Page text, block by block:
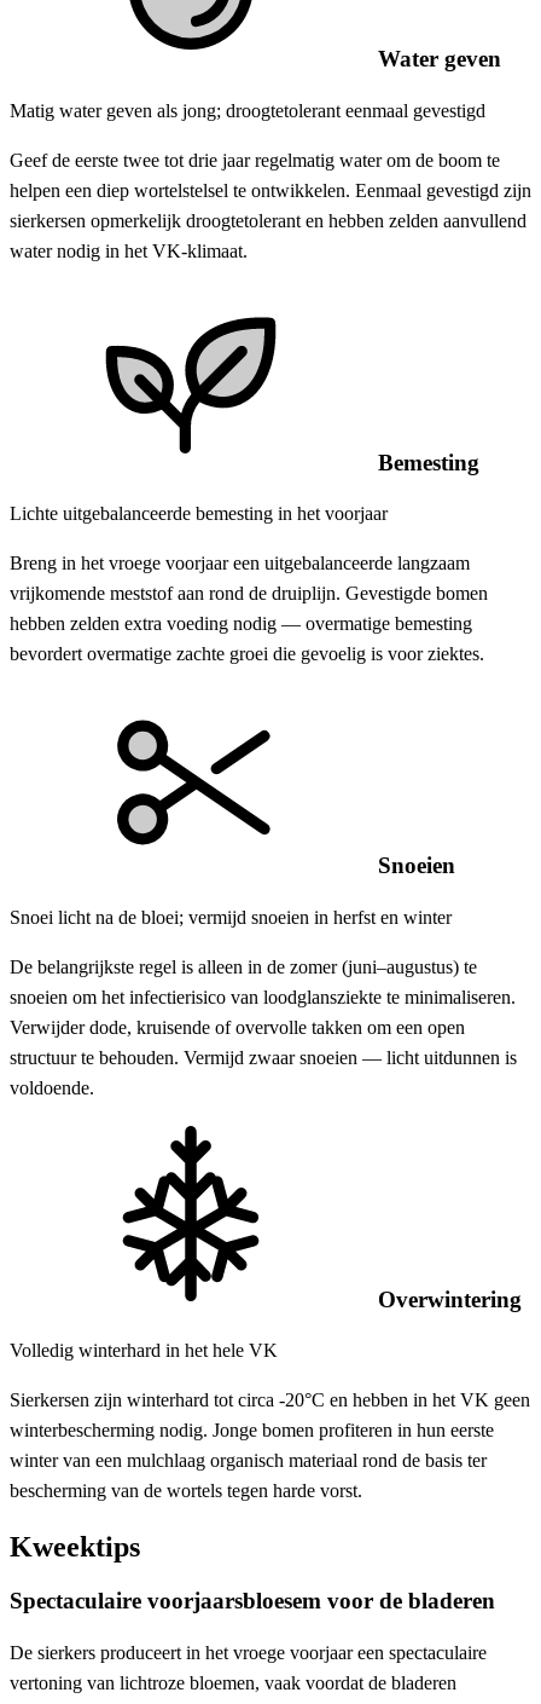
Water geven
Matig water geven als jong; droogtetolerant eenmaal gevestigd
Geef de eerste twee tot drie jaar regelmatig water om de boom te
helpen een diep wortelstelsel te ontwikkelen. Eenmaal gevestigd zijn
sierkersen opmerkelijk droogtetolerant en hebben zelden aanvullend
water nodig in het VK-klimaat.
Bemesting
Lichte uitgebalanceerde bemesting in het voorjaar
Breng in het vroege voorjaar een uitgebalanceerde langzaam
vrijkomende meststof aan rond de druiplijn. Gevestigde bomen
hebben zelden extra voeding nodig — overmatige bemesting
bevordert overmatige zachte groei die gevoelig is voor ziektes.
Snoeien
Snoei licht na de bloei; vermijd snoeien in herfst en winter
De belangrijkste regel is alleen in de zomer (juni–augustus) te
snoeien om het infectierisico van loodglansziekte te minimaliseren.
Verwijder dode, kruisende of overvolle takken om een open
structuur te behouden. Vermijd zwaar snoeien — licht uitdunnen is
voldoende.
Overwintering
Volledig winterhard in het hele VK
Sierkersen zijn winterhard tot circa -20°C en hebben in het VK geen
winterbescherming nodig. Jonge bomen profiteren in hun eerste
winter van een mulchlaag organisch materiaal rond de basis ter
bescherming van de wortels tegen harde vorst.
Kweektips
Spectaculaire voorjaarsbloesem voor de bladeren
De sierkers produceert in het vroege voorjaar een spectaculaire
vertoning van lichtroze bloemen, vaak voordat de bladeren